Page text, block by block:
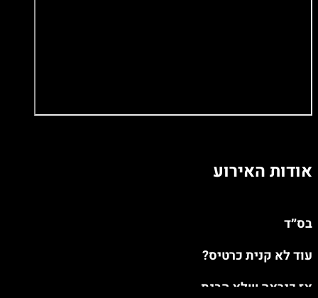
אודות האירוע
בס״ד
עוד לא קנית כרטיס?
אז כנראה שלא הבנת.